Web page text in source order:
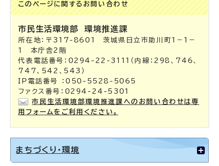
このページに関する お問い合わせ
市民生活環境部環境推進課
所在地：〒317-8601 茨城県日立市助川町1－1－
1 本庁舎2階
代表電話番号：0294-22-3111（内線：298、746、
747、542、543）
IP電話番号 ：050-5528-5065
ファクス番号：0294-24-5301
市民生活環境部環境推進課へのお問い合わせは専
用フォームをご利用ください。
まちづくり・環境